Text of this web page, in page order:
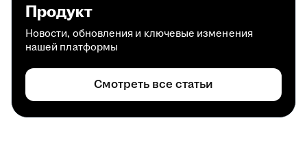
Продукт
Новости, обновления и ключевые изменения
нашей платформы
Смотреть все статьи